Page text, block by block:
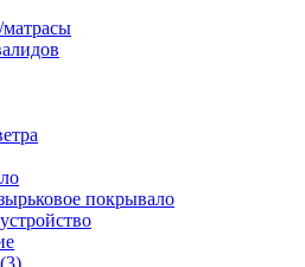
покрывало